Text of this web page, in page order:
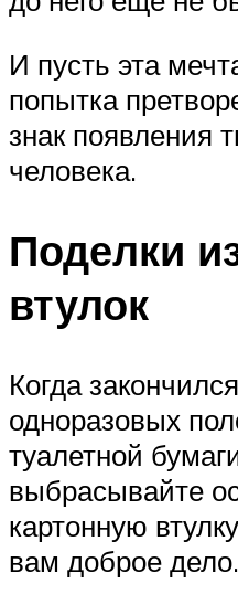
И пусть эта
попытка
знак появления
человека.
Поделки
втулок
Когда
одноразовых
туалетной
выбрасывайте
картонную
вам доброе дело.